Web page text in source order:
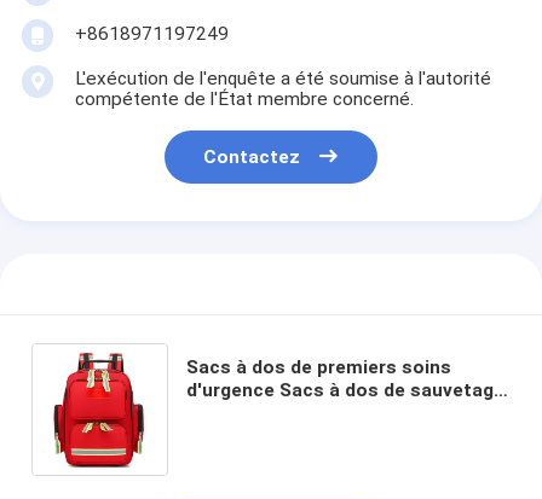
+8618971197249
L'exécution de l'enquête a été soumise à l'autorité
compétente de l'État membre concerné.
Contactez
Sacs à dos de premiers soins
d'urgence Sacs à dos de sauvetage